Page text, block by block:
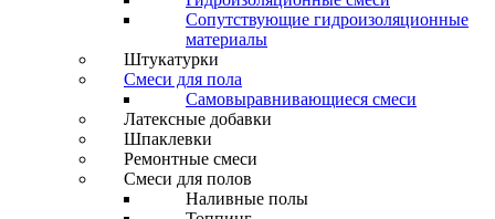
Сопутствующие гидроизоляционные
материалы
Штукатурки
Смеси для пола
Самовыравнивающиеся смеси
Латексные добавки
Шпаклевки
Ремонтные смеси
Смеси для полов
Наливные полы